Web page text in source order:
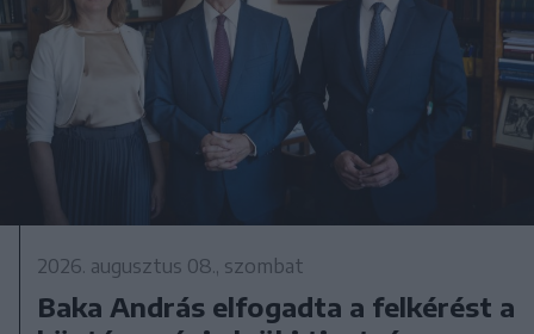
2026. augusztus 08., szombat
Baka András elfogadta a felkérést a